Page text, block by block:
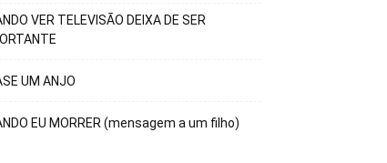
VER TELEVISÃO DEIXA DE SER
UM ANJO
EU MORRER (mensagem a um filho)